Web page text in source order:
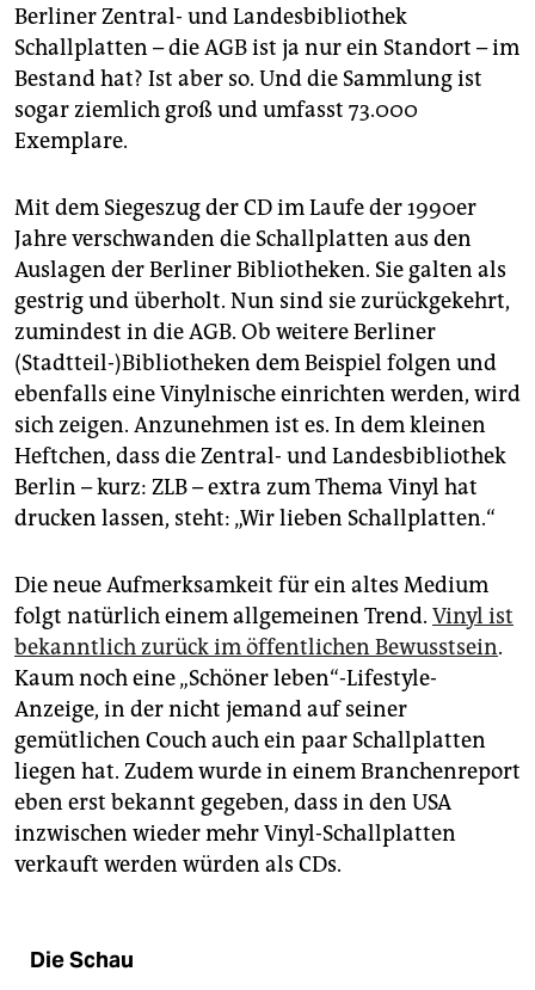
Berliner Zentral- und Landesbibliothek
Schallplatten – die AGB ist ja nur ein Standort – im
Bestand hat? Ist aber so. Und die Sammlung ist
sogar ziemlich groß und umfasst 73.000
Exemplare.
Mit dem Siegeszug der CD im Laufe der 1990er
Jahre verschwanden die Schallplatten aus den
Auslagen der Berliner Bibliotheken. Sie galten als
gestrig und überholt. Nun sind sie zurückgekehrt,
zumindest in die AGB. Ob weitere Berliner
(Stadtteil-)Bibliotheken dem Beispiel folgen und
ebenfalls eine Vinylnische einrichten werden, wird
sich zeigen. Anzunehmen ist es. In dem kleinen
Heftchen, dass die Zentral- und Landesbibliothek
Berlin – kurz: ZLB – extra zum Thema Vinyl hat
drucken lassen, steht: „Wir lieben Schallplatten.“
Die neue Aufmerksamkeit für ein altes Medium
folgt natürlich einem allgemeinen Trend. Vinyl ist
bekanntlich zurück im öffentlichen Bewusstsein.
Kaum noch eine „Schöner leben“-Lifestyle-
Anzeige, in der nicht jemand auf seiner
gemütlichen Couch auch ein paar Schallplatten
liegen hat. Zudem wurde in einem Branchenreport
eben erst bekannt gegeben, dass in den USA
inzwischen wieder mehr Vinyl-Schallplatten
verkauft werden würden als CDs.
Die Schau